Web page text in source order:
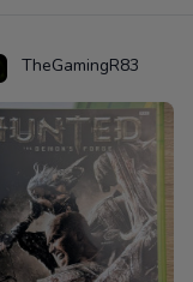
TheGamingR83